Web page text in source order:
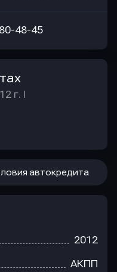
48-45
г. I
автокредита
2012
АКПП